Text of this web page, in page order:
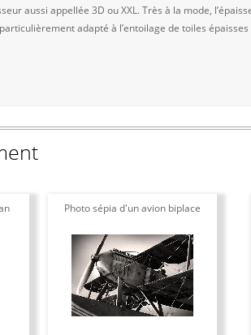
aussi appellée 3D ou XXL. Très à la mode,
adapté à l’entoilage de toiles
Photo sépia d'un avion biplace